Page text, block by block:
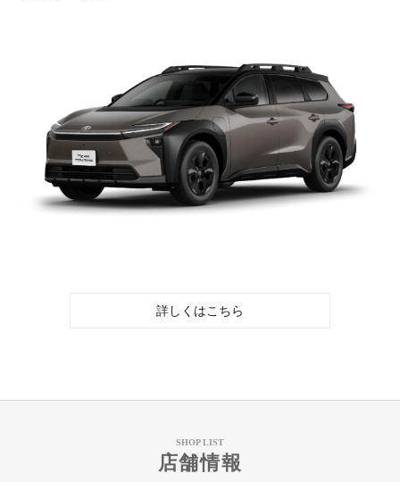
詳しくはこちら
SHOP LIST
店舗情報